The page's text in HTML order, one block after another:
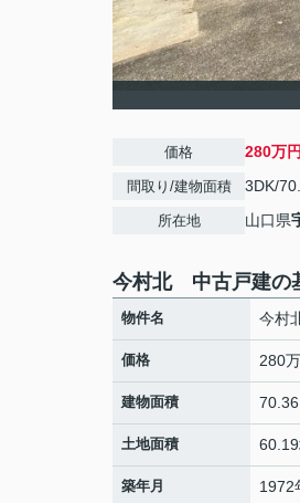
価格 280万円
間取り/建物面積 3DK/
所在地 山口県
今村北 中古戸建の
物件名 今村
価格 280
建物面積 70.36
土地面積
築年月 1972